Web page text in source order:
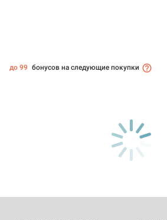
до 99 бонусов на следующие покупки